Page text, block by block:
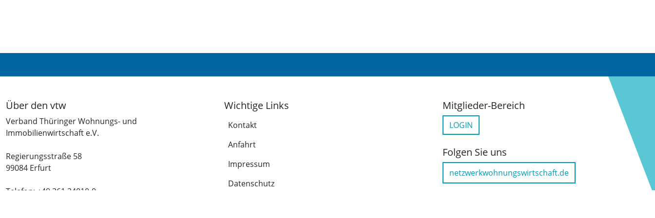
Über den vtw
Verband Thüringer Wohnungs- und
Immobilienwirtschaft e.V.
Regierungsstraße 58
99084 Erfurt
Telefon: +49 361 34010-0
Mitglieder-Bereich
LOGIN
Folgen Sie uns
netzwerkwohnungswirtschaft.de
Wichtige Links
Kontakt
Anfahrt
Impressum
Datenschutz